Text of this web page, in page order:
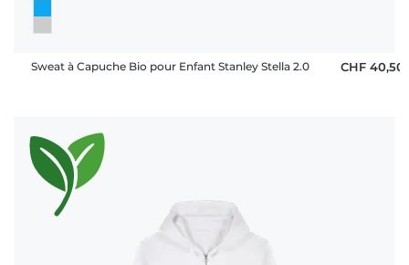
Sweat à Capuche Bio pour Enfant Stanley Stella 2.0 CHF 40,50